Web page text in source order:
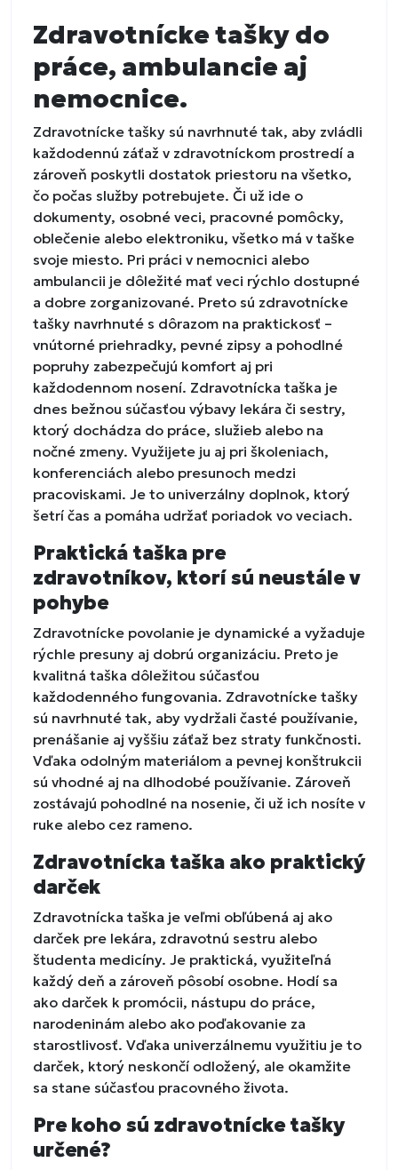
Zdravotnícke tašky do
práce, ambulancie aj
nemocnice.
Zdravotnícke tašky sú navrhnuté tak, aby zvládli
každodennú záťaž v zdravotníckom prostredí a
zároveň poskytli dostatok priestoru na všetko,
čo počas služby potrebujete. Či už ide o
dokumenty, osobné veci, pracovné pomôcky,
oblečenie alebo elektroniku, všetko má v taške
svoje miesto. Pri práci v nemocnici alebo
ambulancii je dôležité mať veci rýchlo dostupné
a dobre zorganizované. Preto sú zdravotnícke
tašky navrhnuté s dôrazom na praktickosť –
vnútorné priehradky, pevné zipsy a pohodlné
popruhy zabezpečujú komfort aj pri
každodennom nosení. Zdravotnícka taška je
dnes bežnou súčasťou výbavy lekára či sestry,
ktorý dochádza do práce, služieb alebo na
nočné zmeny. Využijete ju aj pri školeniach,
konferenciách alebo presunoch medzi
pracoviskami. Je to univerzálny doplnok, ktorý
šetrí čas a pomáha udržať poriadok vo veciach.
Praktická taška pre
zdravotníkov, ktorí sú neustále v
pohybe
Zdravotnícke povolanie je dynamické a vyžaduje
rýchle presuny aj dobrú organizáciu. Preto je
kvalitná taška dôležitou súčasťou
každodenného fungovania. Zdravotnícke tašky
sú navrhnuté tak, aby vydržali časté používanie,
prenášanie aj vyššiu záťaž bez straty funkčnosti.
Vďaka odolným materiálom a pevnej konštrukcii
sú vhodné aj na dlhodobé používanie. Zároveň
zostávajú pohodlné na nosenie, či už ich nosíte v
ruke alebo cez rameno.
Zdravotnícka taška ako praktický
darček
Zdravotnícka taška je veľmi obľúbená aj ako
darček pre lekára, zdravotnú sestru alebo
študenta medicíny. Je praktická, využiteľná
každý deň a zároveň pôsobí osobne. Hodí sa
ako darček k promócii, nástupu do práce,
narodeninám alebo ako poďakovanie za
starostlivosť. Vďaka univerzálnemu využitiu je to
darček, ktorý neskončí odložený, ale okamžite
sa stane súčasťou pracovného života.
Pre koho sú zdravotnícke tašky
určené?